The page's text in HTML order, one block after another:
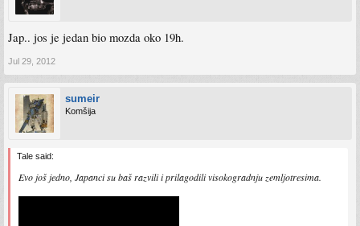
Jap.. jos je jedan bio mozda oko 19h.
Jul 29, 2012
sumeir
Komšija
Tale said:
Evo još jedno, Japanci su baš razvili i prilagodili visokogradnju zemljotresima.